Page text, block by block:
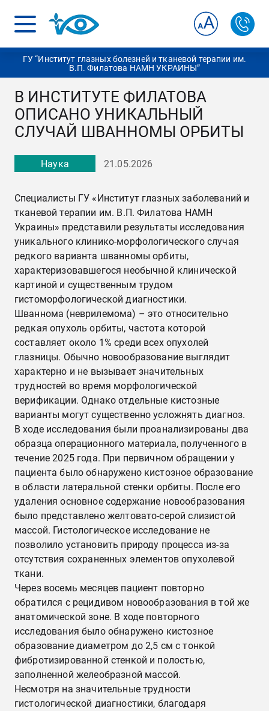
ГУ “Институт глазных болезней и тканевой терапии им.
В.П. Филатова НАМН УКРАИНЫ”
В ИНСТИТУТЕ ФИЛАТОВА
ОПИСАНО УНИКАЛЬНЫЙ
СЛУЧАЙ ШВАННОМЫ ОРБИТЫ
Наука 21.05.2026
Специалисты ГУ «Институт глазных заболеваний и
тканевой терапии им. В.П. Филатова НАМН
Украины» представили результаты исследования
уникального клинико-морфологического случая
редкого варианта шванномы орбиты,
характеризовавшегося необычной клинической
картиной и существенным трудом
гистоморфологической диагностики.
Шваннома (неврилемома) – это относительно
редкая опухоль орбиты, частота которой
составляет около 1% среди всех опухолей
глазницы. Обычно новообразование выглядит
характерно и не вызывает значительных
трудностей во время морфологической
верификации. Однако отдельные кистозные
варианты могут существенно усложнять диагноз.
В ходе исследования были проанализированы два
образца операционного материала, полученного в
течение 2025 года. При первичном обращении у
пациента было обнаружено кистозное образование
в области латеральной стенки орбиты. После его
удаления основное содержание новообразования
было представлено желтовато-серой слизистой
массой. Гистологическое исследование не
позволило установить природу процесса из-за
отсутствия сохраненных элементов опухолевой
ткани.
Через восемь месяцев пациент повторно
обратился с рецидивом новообразования в той же
анатомической зоне. В ходе повторного
исследования было обнаружено кистозное
образование диаметром до 2,5 см с тонкой
фибротизированной стенкой и полостью,
заполненной желеобразной массой.
Несмотря на значительные трудности
гистологической диагностики, благодаря